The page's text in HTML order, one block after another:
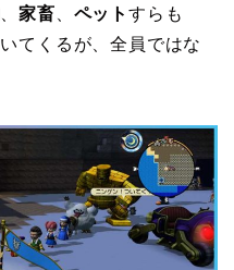
、家畜 ペットすらも
てくるが、全員ではな